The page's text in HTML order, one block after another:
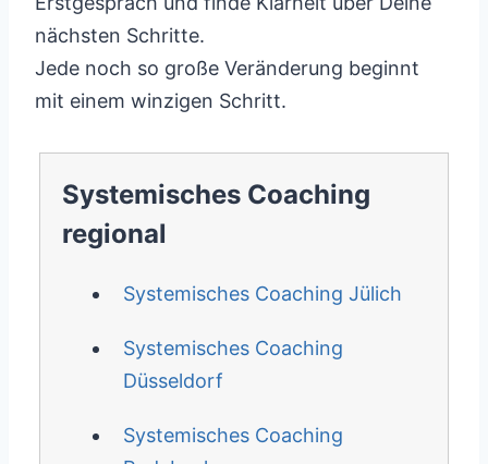
nächsten Schritte.
Jede noch so große Veränderung beginnt
mit einem winzigen Schritt.
Systemisches Coaching
regional
Systemisches Coaching Jülich
Systemisches Coaching
Düsseldorf
Systemisches Coaching